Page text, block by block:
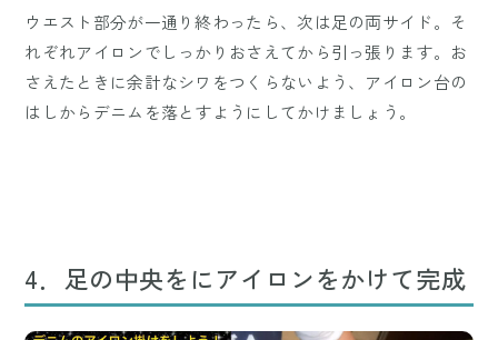
ウエスト部分が一通り終わったら、次は足の両サイド。そ
れぞれアイロンでしっかりおさえてから引っ張ります。お
さえたときに余計なシワをつくらないよう、アイロン台の
はしからデニムを落とすようにしてかけましょう。
4．足の中央をにアイロンをかけて完成